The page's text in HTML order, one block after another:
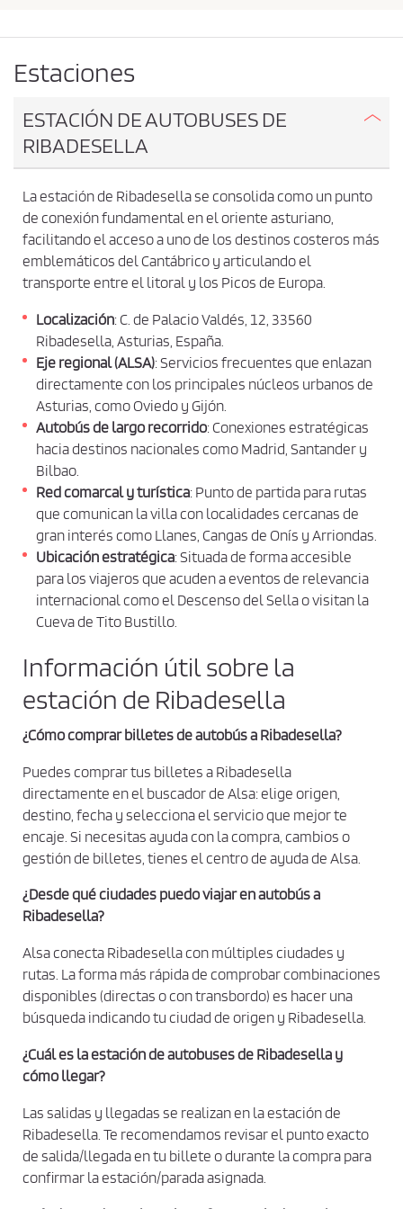
a
o
g
e
d
e
s
n
a
e
t
a
l
a
s
c
o
n
d
i
c
i
o
n
e
d
e
c
o
m
r
y
p
t
i
a
d
e
p
r
i
a
i
d
a
d
Estaciones
ESTACIÓN DE AUTOBUSES DE
RIBADESELLA
La estación de Ribadesella se consolida como un punto
de conexión fundamental en el oriente asturiano,
facilitando el acceso a uno de los destinos costeros más
emblemáticos del Cantábrico y articulando el
transporte entre el litoral y los Picos de Europa.
Localización: C. de Palacio Valdés, 12, 33560
Ribadesella, Asturias, España.
Eje regional (ALSA): Servicios frecuentes que enlazan
directamente con los principales núcleos urbanos de
Asturias, como Oviedo y Gijón.
Autobús de largo recorrido: Conexiones estratégicas
hacia destinos nacionales como Madrid, Santander y
Bilbao.
Red comarcal y turística: Punto de partida para rutas
que comunican la villa con localidades cercanas de
gran interés como Llanes, Cangas de Onís y Arriondas.
Ubicación estratégica: Situada de forma accesible
para los viajeros que acuden a eventos de relevancia
internacional como el Descenso del Sella o visitan la
Cueva de Tito Bustillo.
Información útil sobre la
estación de Ribadesella
¿Cómo comprar billetes de autobús a Ribadesella?
Puedes comprar tus billetes a Ribadesella
directamente en el buscador de Alsa: elige origen,
destino, fecha y selecciona el servicio que mejor te
encaje. Si necesitas ayuda con la compra, cambios o
gestión de billetes, tienes el centro de ayuda de Alsa.
¿Desde qué ciudades puedo viajar en autobús a
Ribadesella?
Alsa conecta Ribadesella con múltiples ciudades y
rutas. La forma más rápida de comprobar combinaciones
disponibles (directas o con transbordo) es hacer una
búsqueda indicando tu ciudad de origen y Ribadesella.
¿Cuál es la estación de autobuses de Ribadesella y
cómo llegar?
Las salidas y llegadas se realizan en la estación de
Ribadesella. Te recomendamos revisar el punto exacto
de salida/llegada en tu billete o durante la compra para
confirmar la estación/parada asignada.